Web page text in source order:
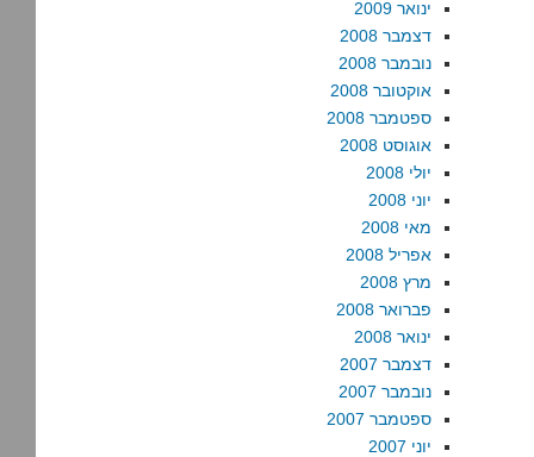
ינואר 2009
דצמבר 2008
נובמבר 2008
אוקטובר 2008
ספטמבר 2008
אוגוסט 2008
יולי 2008
יוני 2008
מאי 2008
אפריל 2008
מרץ 2008
פברואר 2008
ינואר 2008
דצמבר 2007
נובמבר 2007
ספטמבר 2007
יוני 2007